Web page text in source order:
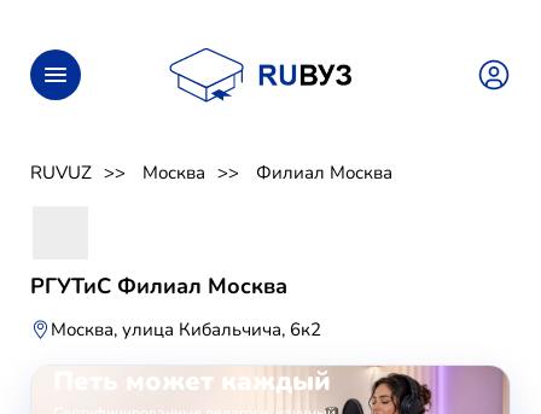
RUVUZ Москва Филиал Москва
РГУТиС Филиал Москва
Москва, улица Кибальчича, 6к2
Петь может каждый